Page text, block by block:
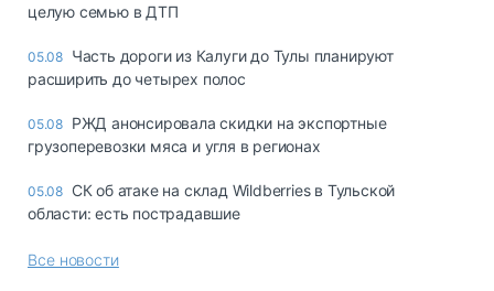
целую семью в ДТП
05.08 Часть дороги из Калуги до Тулы планируют
расширить до четырех полос
05.08 РЖД анонсировала скидки на экспортные
грузоперевозки мяса и угля в регионах
05.08 СК об атаке на склад Wildberries в Тульской
области: есть пострадавшие
Все новости